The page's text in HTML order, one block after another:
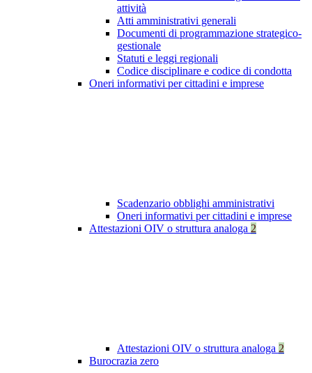
attività
Atti amministrativi generali
Documenti di programmazione strategico-
gestionale
Statuti e leggi regionali
Codice disciplinare e codice di condotta
Oneri informativi per cittadini e imprese
Scadenzario obblighi amministrativi
Oneri informativi per cittadini e imprese
Attestazioni OIV o struttura analoga 2
Attestazioni OIV o struttura analoga 2
Burocrazia zero